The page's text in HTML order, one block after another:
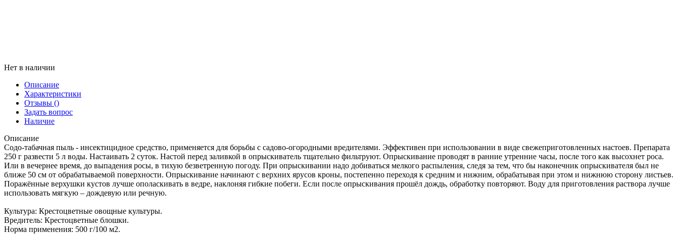
Нет в наличии
Описание
Характеристики
Отзывы ()
Задать вопрос
Наличие
Описание
Содо-табачная пыль - инсектицидное средство, применяется для борьбы с садово-огородными вредителями. Эффективен при использовании в виде свежеприготовленных настоев. Препарата
250 г развести 5 л воды. Настаивать 2 суток. Настой перед заливкой в опрыскиватель тщательно фильтруют. Опрыскивание проводят в ранние утренние часы, после того как высохнет роса.
Или в вечернее время, до выпадения росы, в тихую безветренную погоду. При опрыскивании надо добиваться мелкого распыления, следя за тем, что бы наконечник опрыскивателя был не
ближе 50 см от обрабатываемой поверхности. Опрыскивание начинают с верхних ярусов кроны, постепенно переходя к средним и нижним, обрабатывая при этом и нижнюю сторону листьев.
Поражённые верхушки кустов лучше ополаскивать в ведре, наклоняя гибкие побеги. Если после опрыскивания прошёл дождь, обработку повторяют. Воду для приготовления раствора лучше
использовать мягкую – дождевую или речную.
Культура: Крестоцветные овощные культуры.
Вредитель: Крестоцветные блошки.
Норма применения: 500 г/100 м2.